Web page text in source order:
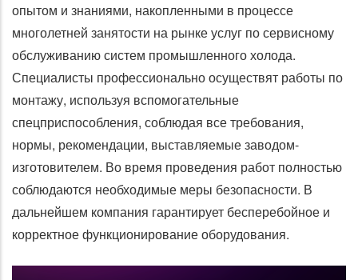
опытом и знаниями, накопленными в процессе
многолетней занятости на рынке услуг по сервисному
обслуживанию систем промышленного холода.
Специалисты профессионально осуществят работы по
монтажу, используя вспомогательные
спецприспособления, соблюдая все требования,
нормы, рекомендации, выставляемые заводом-
изготовителем. Во время проведения работ полностью
соблюдаются необходимые меры безопасности. В
дальнейшем компания гарантирует бесперебойное и
корректное функционирование оборудования.